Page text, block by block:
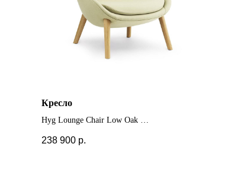
Кресло
Hyg Lounge Chair Low Oak
238 900 р.